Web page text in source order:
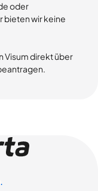
oder
bieten wir keine
Visum direkt über